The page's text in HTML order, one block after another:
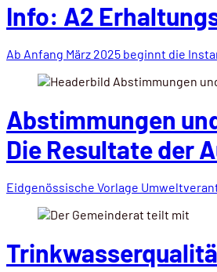
Info: A2
Ab Anfang März 2025 beginnt die
Abstimmungen
Die Resultate der
Eidgenössische Vorlage